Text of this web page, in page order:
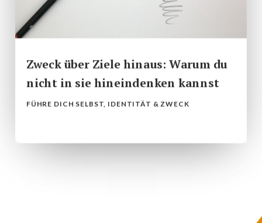
Zweck über Ziele hinaus: Warum du
nicht in sie hineindenken kannst
FÜHRE DICH SELBST, IDENTITÄT & ZWECK